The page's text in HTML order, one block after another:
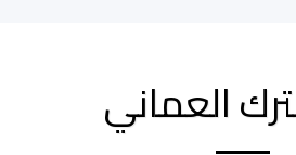
العماني